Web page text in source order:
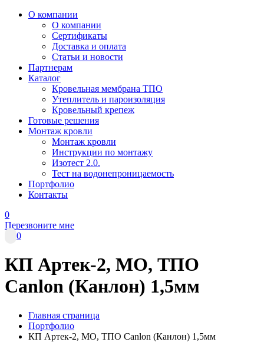
О компании
О компании
Сертификаты
Доставка и оплата
Статьи и новости
Партнерам
Каталог
Кровельная мембрана ТПО
Утеплитель и пароизоляция
Кровельный крепеж
Готовые решения
Монтаж кровли
Монтаж кровли
Инструкции по монтажу
Изотест 2.0.
Тест на водонепроницаемость
Портфолио
Контакты
0
Перезвоните мне
0
КП Артек-2, МО, ТПО
Canlon (Канлон) 1,5мм
Главная страница
Портфолио
КП Артек-2, МО, ТПО Canlon (Канлон) 1,5мм